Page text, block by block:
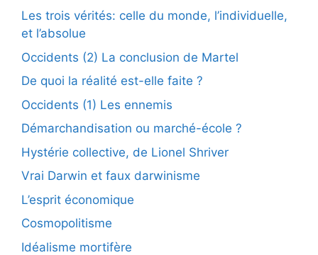
Les trois vérités: celle du monde, l’individuelle,
et l’absolue
Occidents (2) La conclusion de Martel
De quoi la réalité est-elle faite ?
Occidents (1) Les ennemis
Démarchandisation ou marché-école ?
Hystérie collective, de Lionel Shriver
Vrai Darwin et faux darwinisme
L’esprit économique
Cosmopolitisme
Idéalisme mortifère